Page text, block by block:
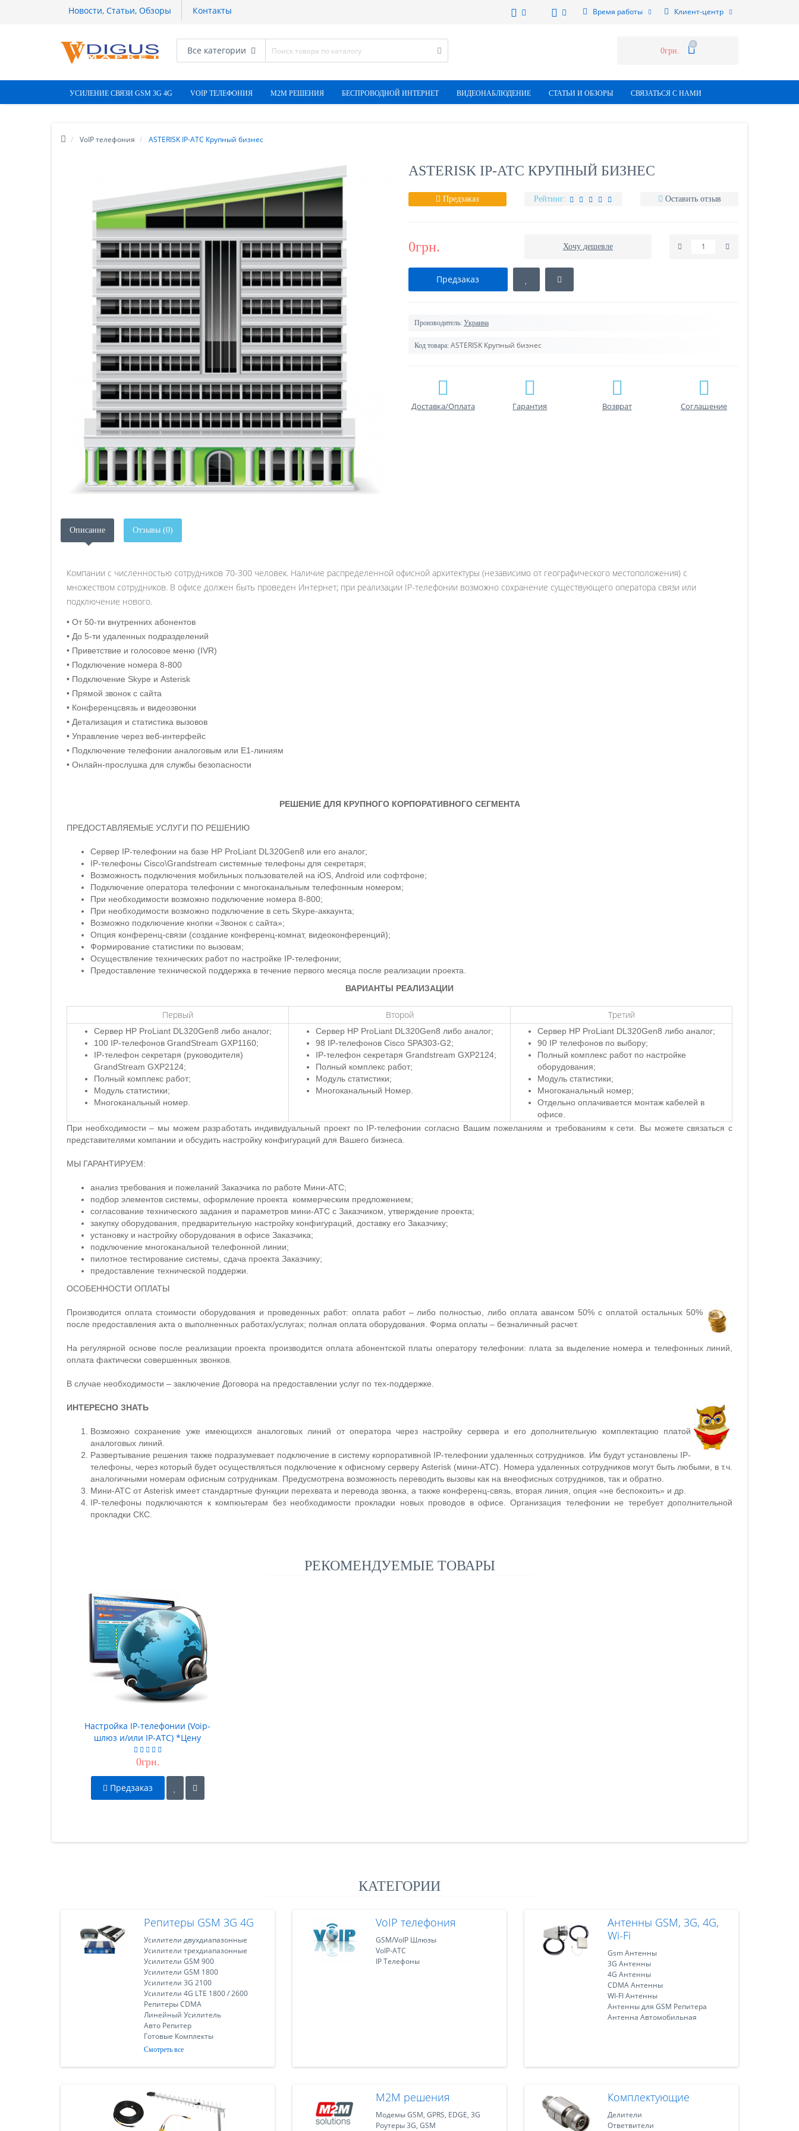
Новости, Статьи, Обзоры Контакты Время работы Клиент-центр
Все категории 0грн.
0
УСИЛЕНИЕ СВЯЗИ GSM 3G 4G VOIP ТЕЛЕФОНИЯ M2M РЕШЕНИЯ БЕСПРОВОДНОЙ ИНТЕРНЕТ ВИДЕОНАБЛЮДЕНИЕ СТАТЬИ И ОБЗОРЫ СВЯЗАТЬСЯ С НАМИ
VoIP телефония ASTERISK IP-АТС Крупный бизнес
ASTERISK IP-АТС КРУПНЫЙ БИЗНЕС
Предзаказ Рейтинг: Оставить отзыв
0грн. Хочу дешевле
Предзаказ
Производитель: Украина
Код товара: ASTERISK Крупный бизнес
Доставка/Оплата Гарантия Возврат Соглашение
Описание Отзывы (0)
Компании с численностью сотрудников 70-300 человек. Наличие распределенной офисной архитектуры (независимо от географического местоположения) с
множеством сотрудников. В офисе должен быть проведен Интернет; при реализации IP-телефонии возможно сохранение существующего оператора связи или
подключение нового.
• От 50-ти внутренних абонентов
• До 5-ти удаленных подразделений
• Приветствие и голосовое меню (IVR)
• Подключение номера 8-800
• Подключение Skype и Asterisk
• Прямой звонок с сайта
• Конференцсвязь и видеозвонки
• Детализация и статистика вызовов
• Управление через веб-интерфейс
• Подключение телефонии аналоговым или E1-линиям
• Онлайн-прослушка для службы безопасности
РЕШЕНИЕ ДЛЯ КРУПНОГО КОРПОРАТИВНОГО СЕГМЕНТА
ПРЕДОСТАВЛЯЕМЫЕ УСЛУГИ ПО РЕШЕНИЮ
Сервер IP-телефонии на базе HP ProLiant DL320Gen8 или его аналог;
IP-телефоны Cisco\Grandstream системные телефоны для секретаря;
Возможность подключения мобильных пользователей на iOS, Android или софтфоне;
Подключение оператора телефонии с многоканальным телефонным номером;
При необходимости возможно подключение номера 8-800;
При необходимости возможно подключение в сеть Skype-аккаунта;
Возможно подключение кнопки «Звонок с сайта»;
Опция конференц-связи (создание конференц-комнат, видеоконференций);
Формирование статистики по вызовам;
Осуществление технических работ по настройке IP-телефонии;
Предоставление технической поддержка в течение первого месяца после реализации проекта.
ВАРИАНТЫ РЕАЛИЗАЦИИ
Первый Второй Третий
Сервер HP ProLiant DL320Gen8 либо аналог;
100 IP-телефонов GrandStream GXP1160;
IP-телефон секретаря (руководителя)
GrandStream GXP2124;
Полный комплекс работ;
Модуль статистики;
Многоканальный номер.
Сервер HP ProLiant DL320Gen8 либо аналог;
98 IP-телефонов Cisco SPA303-G2;
IP-телефон секретаря Grandstream GXP2124;
Полный комплекс работ;
Модуль статистики;
Многоканальный Номер.
Сервер HP ProLiant DL320Gen8 либо аналог;
90 IP телефонов по выбору;
Полный комплекс работ по настройке
оборудования;
Модуль статистики;
Многоканальный номер;
Отдельно оплачивается монтаж кабелей в
офисе.
При необходимости – мы можем разработать индивидуальный проект по IP-телефонии согласно Вашим пожеланиям и требованиям к сети. Вы можете связаться с
представителями компании и обсудить настройку конфигураций для Вашего бизнеса.
МЫ ГАРАНТИРУЕМ:
анализ требования и пожеланий Заказчика по работе Мини-АТС;
подбор элементов системы, оформление проекта коммерческим предложением;
согласование технического задания и параметров мини-АТС с Заказчиком, утверждение проекта;
закупку оборудования, предварительную настройку конфигураций, доставку его Заказчику;
установку и настройку оборудования в офисе Заказчика;
подключение многоканальной телефонной линии;
пилотное тестирование системы, сдача проекта Заказчику;
предоставление технической поддержи.
ОСОБЕННОСТИ ОПЛАТЫ
Производится оплата стоимости оборудования и проведенных работ: оплата работ – либо полностью, либо оплата авансом 50% с оплатой остальных 50%
после предоставления акта о выполненных работах/услугах; полная оплата оборудования. Форма оплаты – безналичный расчет.
На регулярной основе после реализации проекта производится оплата абонентской платы оператору телефонии: плата за выделение номера и телефонных линий,
оплата фактически совершенных звонков.
В случае необходимости – заключение Договора на предоставлении услуг по тех-поддержке.
ИНТЕРЕСНО ЗНАТЬ
Возможно сохранение уже имеющихся аналоговых линий от оператора через настройку сервера и его дополнительную комплектацию платой
аналоговых линий.
Развертывание решения также подразумевает подключение в систему корпоративной IP-телефонии удаленных сотрудников. Им будут установлены IP-
телефоны, через который будет осуществляться подключение к офисному серверу Asterisk (мини-АТС). Номера удаленных сотрудников могут быть любыми, в т.ч.
аналогичными номерам офисным сотрудникам. Предусмотрена возможность переводить вызовы как на внеофисных сотрудников, так и обратно.
Мини-АТС от Asterisk имеет стандартные функции перехвата и перевода звонка, а также конференц-связь, вторая линия, опция «не беспокоить» и др.
IP-телефоны подключаются к компюьтерам без необходимости прокладки новых проводов в офисе. Организация телефонии не теребует дополнительной
прокладки СКС.
РЕКОМЕНДУЕМЫЕ ТОВАРЫ
Настройка IP-телефонии (Voip-
шлюз и/или IP-АТС) *Цену
Уточняйте*
0грн.
Предзаказ
КАТЕГОРИИ
Репитеры GSM 3G 4G
Усилители двухдиапазонные
Усилители трехдиапазонные
Усилители GSM 900
Усилители GSM 1800
Усилители 3G 2100
Усилители 4G LTE 1800 / 2600
Репитеры CDMA
Линейный Усилитель
Авто Репитер
Готовые Комплекты
Смотреть все
VoIP телефония
GSM/VoIP Шлюзы
VoIP-АТС
IP Телефоны
Антенны GSM, 3G, 4G,
Wi-Fi
Gsm Антенны
3G Антенны
4G Антенны
CDMA Антенны
WI-FI Антенны
Антенны для GSM Репитера
Антенна Автомобильная
M2M решения
Модемы GSM, GPRS, EDGE, 3G
Роутеры 3G, GSM
Комплектующие
Делители
Ответвители